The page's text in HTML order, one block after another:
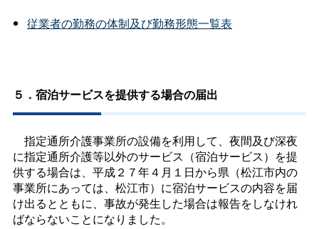
従業者の勤務の体制及び勤務形態一覧表
５．宿泊サービスを提供する場合の届出
指定通所介護事業所の設備を利用して、夜間及び深夜
に指定通所介護等以外のサービス（宿泊サービス）を提
供する場合は、平成２７年４月１日から県（松江市内の
事業所にあっては、松江市）に宿泊サービスの内容を届
け出るとともに、事故が発生した場合は報告をしなけれ
ばならないことになりました。